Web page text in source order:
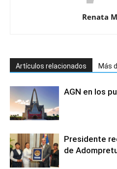
Renata
Artículos relacionados Más
AGN en los
Presidente
de